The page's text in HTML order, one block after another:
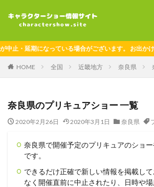
になっている場合がございます。 お出かけ前に必
HOME 全国 近畿地方 奈良県
奈良県のプリキュアショー 一覧
2020年2月26日 2020年3月1日 奈良県
奈良県で開催予定のプリキュアのショ
です。
できるだけ正確で新しい情報を掲載し
なく開催直前に中止されたり、日時や